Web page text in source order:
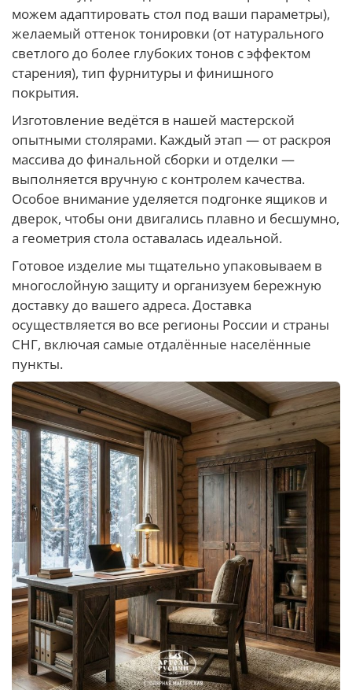
можем адаптировать стол под ваши параметры),
желаемый оттенок тонировки (от натурального
светлого до более глубоких тонов с эффектом
старения), тип фурнитуры и финишного
покрытия.
Изготовление ведётся в нашей мастерской
опытными столярами. Каждый этап — от раскроя
массива до финальной сборки и отделки —
выполняется вручную с контролем качества.
Особое внимание уделяется подгонке ящиков и
дверок, чтобы они двигались плавно и бесшумно,
а геометрия стола оставалась идеальной.
Готовое изделие мы тщательно упаковываем в
многослойную защиту и организуем бережную
доставку до вашего адреса. Доставка
осуществляется во все регионы России и страны
СНГ, включая самые отдалённые населённые
пункты.